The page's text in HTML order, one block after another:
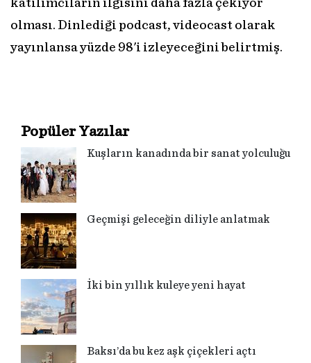
katılımcıların ilgisini daha fazla çekiyor
olması. Dinlediği podcast, videocast olarak
yayınlansa yüzde 98'i izleyeceğini belirtmiş.
Popüler Yazılar
Kuşların kanadında bir sanat yolculuğu
Geçmişi geleceğin diliyle anlatmak
İki bin yıllık kuleye yeni hayat
Baksı’da bu kez aşk çiçekleri açtı